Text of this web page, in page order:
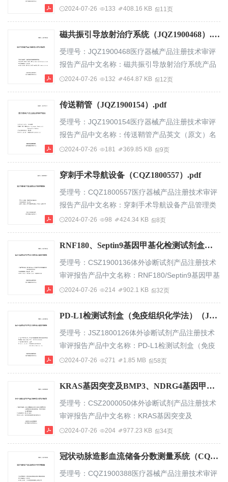
址.............................
别：第三类申请人名称：湖南菁益医疗科技有限公
目录基本信
一、申请人名
称...............................................................................................
2024-07-26 133 408.16 KB 11页
磁共振引导放射治疗系统（JQZ1900468）.pdf
受理号：JQZ1900468医疗器械产品注册技术审评
报告产品中文名称：磁共振引导放射治疗系统产品
英文（原文）名称：
三类申请人名称：医科达（英国）有限公司
评中心—1—目录基本信
息
一、申请人名称...........................
2024-07-26 132 464.87 KB 12页
传送鞘管（JQZ1900154）.pdf
受理号：JQZ1900154医疗器械产品注册技术审评
报告产品中文名称：传送鞘管产品英文（原文）名
称：
品管理类别：第三类申请人名称：美敦力公司
评中心—1—目录基本信
息
一、申请人名称...................
2024-07-26 181 369.85 KB 9页
穿刺手术导航设备（CQZ1800557）.pdf
受理号：CQZ1800557医疗器械产品注册技术审评
报告产品中文名称：穿刺手术导航设备产品管理类
别：第三类申请人名称：医达极星医疗科技（苏
评中心—1—目录基本信
一、申请人名
称..........................................................................................
2024-07-26 98 424.34 KB 8页
RNF180、Septin9基因甲基化检测试剂盒（PCR荧光探针法）（CSZ1900136）.pdf
受理号：CSZ1900136体外诊断试剂产品注册技术
审评报告产品中文名称：RNF180/Septin9基因甲基
化检测试剂盒（PCR荧光探针法）产品管理类别：
公司国家药品监督管理局医疗器械技术审评中心—1
息
一、申请人名称................................................
2024-07-26 214 902.1 KB 32页
PD-L1检测试剂盒（免疫组织化学法）（JSZ1800126）.pdf
受理号：JSZ1800126体外诊断试剂产品注册技术
审评报告产品中文名称：PD-L1检测试剂盒（免疫
组织化学法）产品英文（原文）名称：PD-
称：美国丹科北美有限公司DakoNorthAmerica,Inc.
录基本信
息
一、申请人名称................
2024-07-26 271 1.85 MB 58页
KRAS基因突变及BMP3、NDRG4基因甲基化和便隐血联合检测试剂盒（PCR荧光探针法-胶体金法）（CSZ2000050）.pdf
受理号：CSZ2000050体外诊断试剂产品注册技术
审评报告产品中文名称：KRAS基因突变及
BMP3/NDRG4基因甲基化和便隐血联合检测试剂盒
类6840申请人名称：杭州诺辉健康科技有限公司国
基本信
2024-07-26 204 977.23 KB 34页
冠状动脉造影血流储备分数测量系统（CQZ1900388）.pdf
受理号：CQZ1900388医疗器械产品注册技术审评